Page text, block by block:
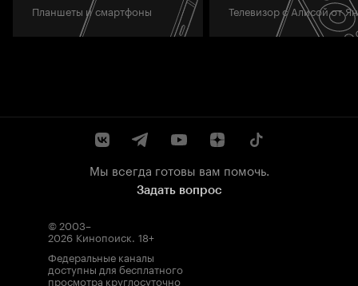
Планшеты и смартфоны Телевизор с Алисой от
Мы всегда готовы вам помочь.
Задать вопрос
© 2003–
2026 Кинопоиск. 18+
Федеральные каналы
доступны для бесплатного
просмотра круглосуточно